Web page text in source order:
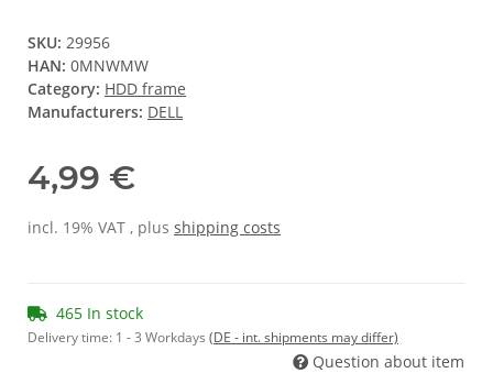
SKU: 29956
HAN: 0MNWMW
Category: HDD frame
Manufacturers: DELL
4,99 €
incl. 19% VAT , plus shipping costs
465 In stock
Delivery time: 1 - 3 Workdays (DE - int. shipments may differ)
Question about item